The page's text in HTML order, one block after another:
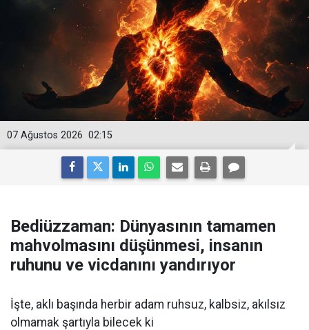
02:15
07 Ağustos 2026
Bediüzzaman: Dünyasının tamamen
mahvolmasını düşünmesi, insanın
ruhunu ve vicdanını yandırıyor
İşte, aklı başında herbir adam ruhsuz, kalbsiz, akılsız
olmamak şartıyla bilecek ki